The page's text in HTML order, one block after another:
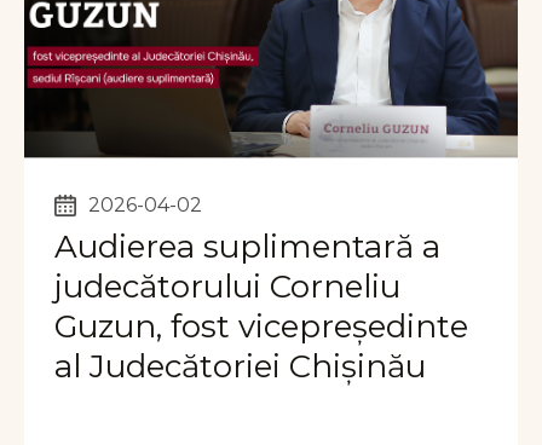
2026-04-02
Audierea suplimentară a
judecătorului Corneliu
Guzun, fost vicepreședinte
al Judecătoriei Chișinău